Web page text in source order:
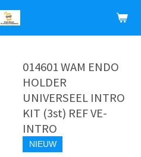
014601 WAM ENDO
HOLDER
UNIVERSEEL INTRO
KIT (3st) REF VE-
INTRO
NIEUW